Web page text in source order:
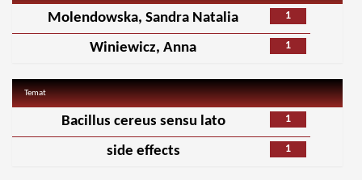
1
Molendowska, Sandra Natalia
1
Winiewicz, Anna
Temat
1
Bacillus cereus sensu lato
1
side effects